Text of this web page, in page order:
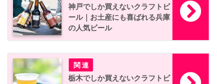
神戸でしか買えないクラフトビ
ール｜お土産にも喜ばれる兵庫
の人気ビール
栃木でしか買えないクラフトビ